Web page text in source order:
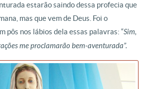
estarão saindo dessa profecia que
mas que vem de Deus. Foi o
pôs nos lábios dela essas palavras: “Sim,
me proclamarão bem-aventurada”.